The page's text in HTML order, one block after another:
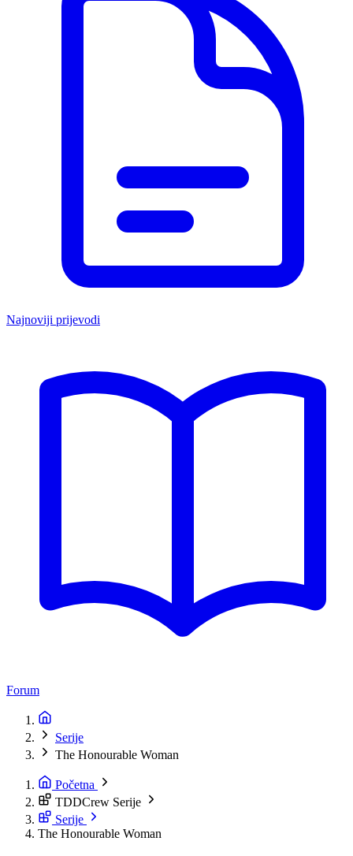
Najnoviji prijevodi
Forum
Serije
The Honourable Woman
Početna
TDDCrew Serije
Serije
The Honourable Woman